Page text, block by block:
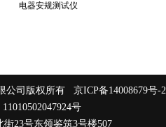
电器安规测试仪
公司版权所有 京ICP备14008679号-2
号
23号东领鉴筑3号楼507